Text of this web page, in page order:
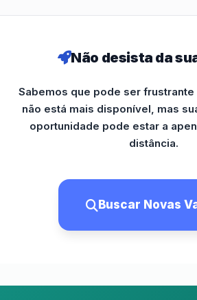
Não desista da
Sabemos que pode ser frustrante
não está mais disponível, mas
oportunidade pode estar a
distância.
Buscar Novas